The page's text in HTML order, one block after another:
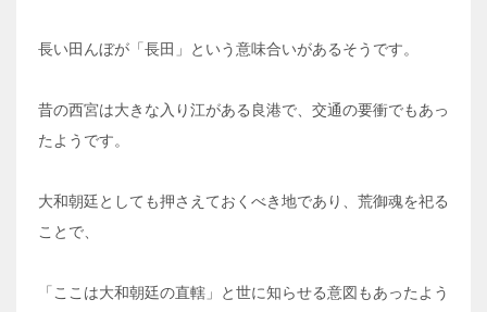
長い田んぼが「長田」という意味合いがあるそうです。
昔の西宮は大きな入り江がある良港で、交通の要衝でもあっ
たようです。
大和朝廷としても押さえておくべき地であり、荒御魂を祀る
ことで、
「ここは大和朝廷の直轄」と世に知らせる意図もあったよう